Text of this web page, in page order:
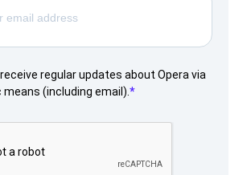
receive regular updates about Opera via
(including email).